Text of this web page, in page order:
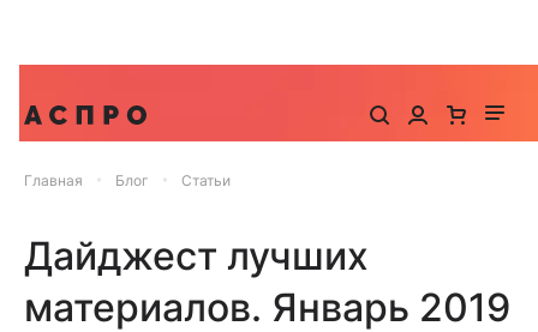
Главная Блог Статьи
Дайджест лучших
материалов. Январь 2019